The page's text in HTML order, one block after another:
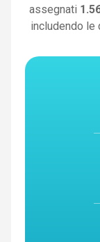
assegnati
includendo le